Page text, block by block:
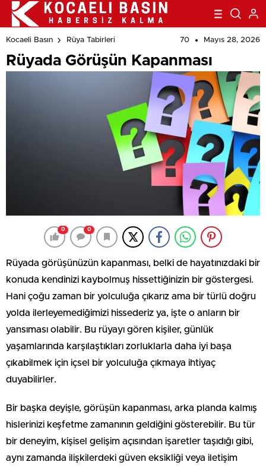
Kocaeli Basın Rüya Tabirleri 70 Mayıs 28, 2026
Rüyada Görüşün Kapanması
0 0
Rüyada görüşünüzün kapanması, belki de hayatınızdaki bir
konuda kendinizi kaybolmuş hissettiğinizin bir göstergesi.
Hani çoğu zaman bir yolculuğa çıkarız ama bir türlü doğru
yolda ilerleyemediğimizi hissederiz ya, işte o anların bir
yansıması olabilir. Bu rüyayı gören kişiler, günlük
yaşamlarında karşılaştıkları zorluklarla daha iyi başa
çıkabilmek için içsel bir yolculuğa çıkmaya ihtiyaç
duyabilirler.
Bir başka deyişle, görüşün kapanması, arka planda kalmış
hislerinizi keşfetme zamanının geldiğini gösterebilir. Bu tür
bir deneyim, kişisel gelişim açısından işaretler taşıdığı gibi,
aynı zamanda ilişkilerdeki güven eksikliği veya iletişim